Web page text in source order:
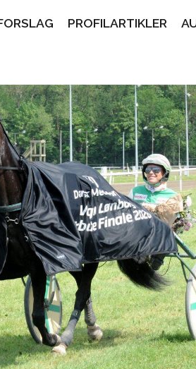
PROFILARTIKLER